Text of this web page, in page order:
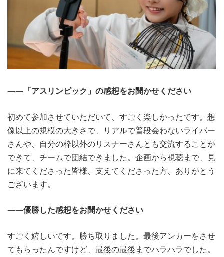
――「アスリンピック」の感想をお聞かせください
初めて参加させていただいて、すごく楽しかったです。想
像以上の規模の大きさで、リアルで普段会わないライバー
さんや、自分の枠以外のリスナーさんとも交流することが
できて、チームで団結できました。企画から視聴まで、見
に来てくださった皆様、支えてくださった方、ありがとう
ございます。
――優勝した感想をお聞かせください
すごく嬉しいです。勝ち取りました。最後アンカーをさせ
てもらったんですけど、最後の最後までハラハラでした。